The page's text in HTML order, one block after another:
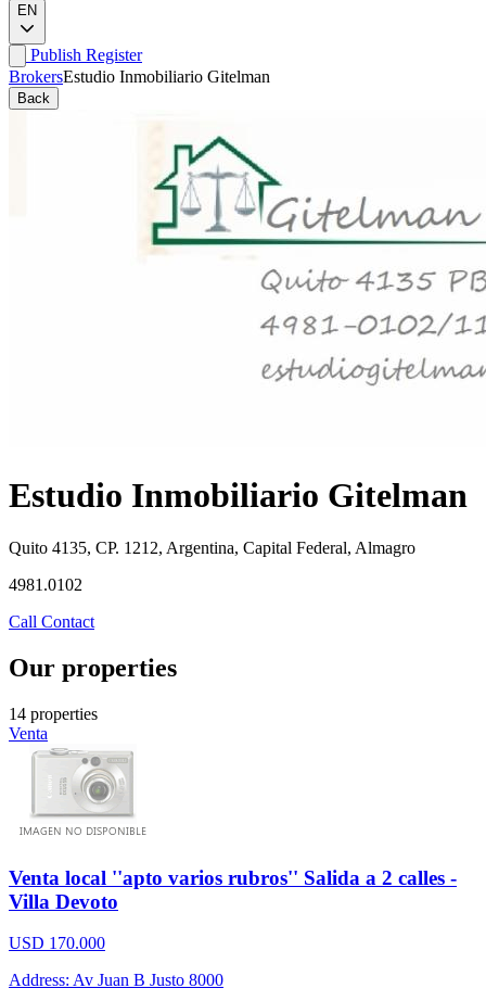
EN
Publish Register
BrokersEstudio Inmobiliario Gitelman
Back
Estudio Inmobiliario Gitelman
Quito 4135, CP. 1212, Argentina, Capital Federal, Almagro
4981.0102
Call Contact
Our properties
14 properties
Venta
Venta local ''apto varios rubros'' Salida a 2 calles -
Villa Devoto
USD 170.000
Address: Av Juan B Justo 8000